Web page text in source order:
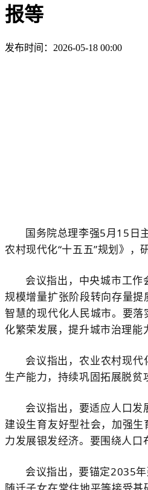
报等
发布时间：2026-05-18 00:00
国务院总理李强5月15日
农村现代化“十五五”规划》，
会议指出，中央城市工
规模增量扩张阶段转向存量
智慧的现代化人民城市。要
化繁荣发展，提升城市治理能
会议指出，农业农村现
生产能力，持续巩固拓展脱贫
会议指出，要适应人口
建设生育友好型社会，加强
力发展银发经济。要围绕人口
会议指出，要锚定2035